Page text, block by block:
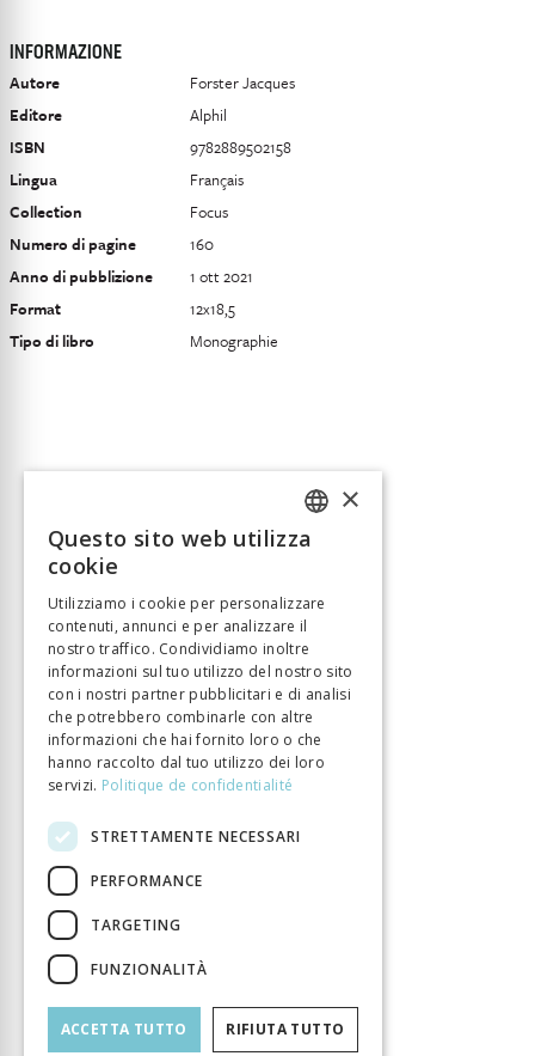
INFORMAZIONE
Autore
Forster Jacques
Editore
Alphil
ISBN
9782889502158
Lingua
Français
Collection
Focus
Numero di pagine
160
Anno di pubblizione
1 ott 2021
Format
12x18,5
Tipo di libro
Monographie
FRENCH
×
Questo sito web utilizza
cookie
Utilizziamo i cookie per personalizzare
contenuti, annunci e per analizzare il
nostro traffico. Condividiamo inoltre
informazioni sul tuo utilizzo del nostro sito
con i nostri partner pubblicitari e di analisi
che potrebbero combinarle con altre
informazioni che hai fornito loro o che
hanno raccolto dal tuo utilizzo dei loro
servizi. Politique de confidentialité
STRETTAMENTE NECESSARI
PERFORMANCE
TARGETING
FUNZIONALITÀ
ACCETTA TUTTO RIFIUTA TUTTO